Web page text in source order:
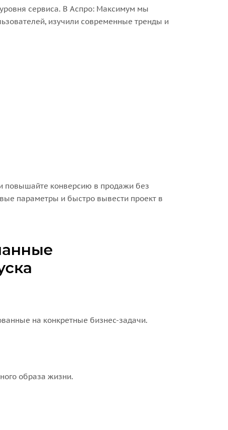
сервиса. В Аспро: Максимум мы
изучили современные тренды и
повышайте конверсию в продажи без
параметры и быстро вывести проект в
на конкретные бизнес-задачи.
образа жизни.